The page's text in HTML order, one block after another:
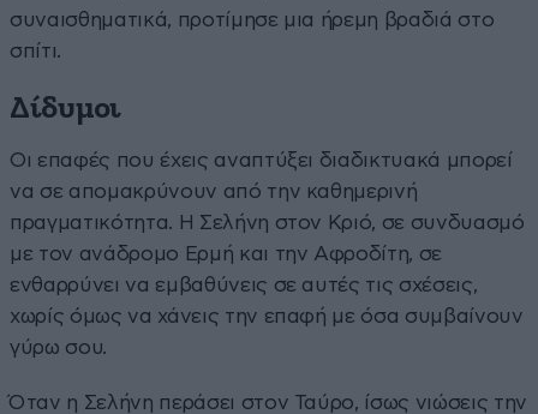
συναισθηματικά, προτίμησε μια ήρεμη βραδιά στο
σπίτι.
Δίδυμοι
Οι επαφές που έχεις αναπτύξει διαδικτυακά μπορεί
να σε απομακρύνουν από την καθημερινή
πραγματικότητα. Η Σελήνη στον Κριό, σε συνδυασμό
με τον ανάδρομο Ερμή και την Αφροδίτη, σε
ενθαρρύνει να εμβαθύνεις σε αυτές τις σχέσεις,
χωρίς όμως να χάνεις την επαφή με όσα συμβαίνουν
γύρω σου.
Όταν η Σελήνη περάσει στον Ταύρο, ίσως νιώσεις την